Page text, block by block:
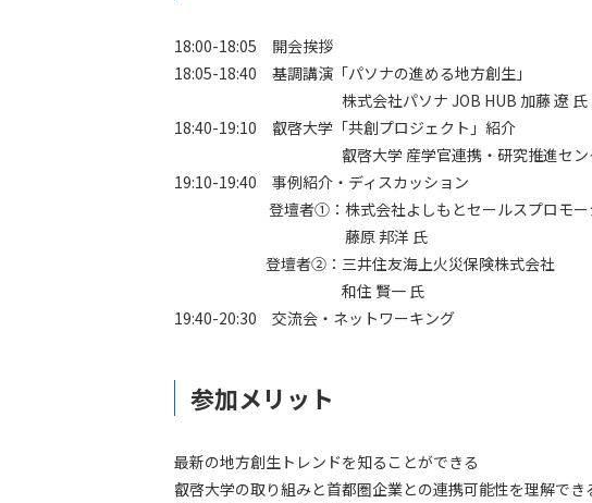
18:00-18:05 開会挨拶
18:05-18:40 基調講演「パソナの進める地方創生」
株式会社パソナ JOB HUB 加藤 遼 氏
18:40-19:10 叡啓大学「共創プロジェクト」紹介
叡啓大学 産学官連携・研究推進センタ
19:10-19:40 事例紹介・ディスカッション
登壇者①：株式会社よしもとセールスプロモーショ
藤原 邦洋 氏
登壇者②：三井住友海上火災保険株式会社
和住 賢一 氏
19:40-20:30 交流会・ネットワーキング
参加メリット
最新の地方創生トレンドを知ることができる
叡啓大学の取り組みと首都圏企業との連携可能性を理解でき